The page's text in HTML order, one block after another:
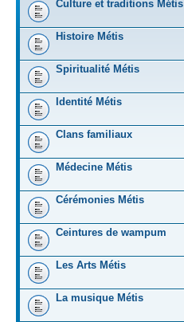
Culture et traditions Métis
Histoire Métis
Spiritualité Métis
Identité Métis
Clans familiaux
Médecine Métis
Cérémonies Métis
Ceintures de wampum
Les Arts Métis
La musique Métis